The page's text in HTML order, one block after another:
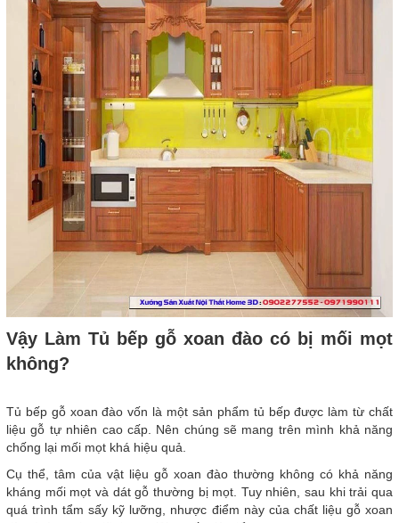
Vậy Làm Tủ bếp gỗ xoan đào có bị mối mọt
không?
Tủ bếp gỗ xoan đào vốn là một sản phẩm tủ bếp được làm từ chất
liệu gỗ tự nhiên cao cấp. Nên chúng sẽ mang trên mình khả năng
chống lại mối mọt khá hiệu quả.
Cụ thể, tâm của vật liệu gỗ xoan đào thường không có khả năng
kháng mối mọt và dát gỗ thường bị mọt. Tuy nhiên, sau khi trải qua
quá trình tẩm sấy kỹ lưỡng, nhược điểm này của chất liệu gỗ xoan